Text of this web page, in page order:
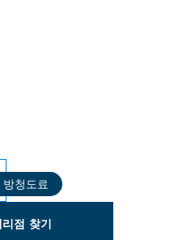
청도료
점 찾기